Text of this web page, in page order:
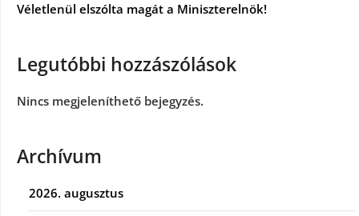
Véletlenül elszólta magát a Miniszterelnök!
Legutóbbi hozzászólások
Nincs megjeleníthető bejegyzés.
Archívum
2026. augusztus